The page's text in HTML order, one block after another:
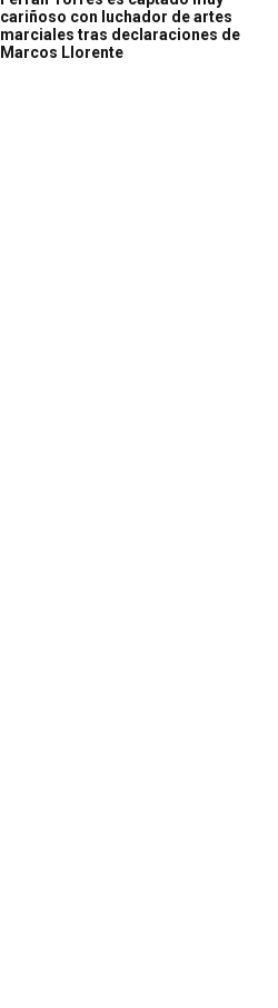
cariñoso con luchador de artes
marciales tras declaraciones de
Marcos Llorente